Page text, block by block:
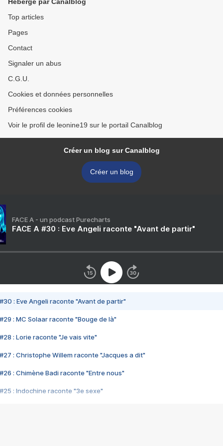
Top articles
Pages
Contact
Signaler un abus
C.G.U.
Cookies et données personnelles
Préférences cookies
Voir le profil de leonine19 sur le portail Canalblog
Créer un blog sur Canalblog
Créer un blog
FACE A - un podcast Purecharts
FACE A #30 : Eve Angeli raconte "Avant de partir"
#30 : Eve Angeli raconte "Avant de partir"
#29 : MC Solaar raconte "Bouge de là"
#28 : Lorie raconte "Je vais vite"
#27 : Christophe Willem raconte "Jacques a dit"
#26 : Chimène Badi raconte "Entre nous"
#25 : Indochine raconte "3e sexe"